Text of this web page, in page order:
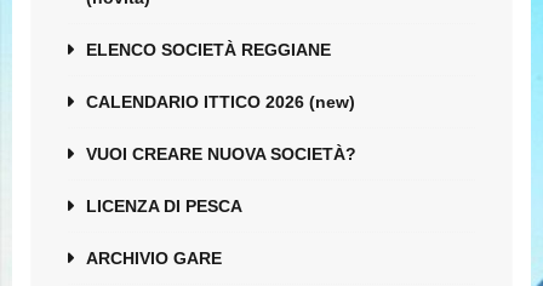
ELENCO SOCIETÀ REGGIANE
CALENDARIO ITTICO 2026 (new)
VUOI CREARE NUOVA SOCIETÀ?
LICENZA DI PESCA
ARCHIVIO GARE